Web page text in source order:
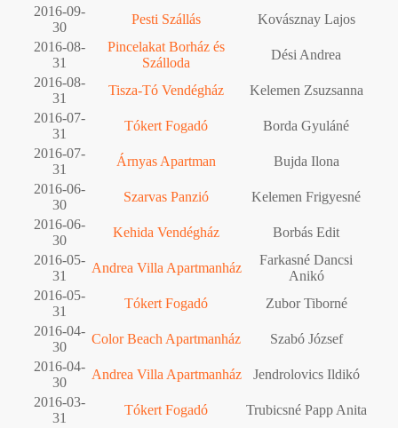
2016-09-
30
Pesti Szállás
Kovásznay Lajos
2016-08-
31
Pincelakat Borház és
Szálloda
Dési Andrea
2016-08-
31
Tisza-Tó Vendégház
Kelemen Zsuzsanna
2016-07-
31
Tókert Fogadó
Borda Gyuláné
2016-07-
31
Árnyas Apartman
Bujda Ilona
2016-06-
30
Szarvas Panzió
Kelemen Frigyesné
2016-06-
30
Kehida Vendégház
Borbás Edit
2016-05-
31
Andrea Villa Apartmanház
Farkasné Dancsi
Anikó
2016-05-
31
Tókert Fogadó
Zubor Tiborné
2016-04-
30
Color Beach Apartmanház
Szabó József
2016-04-
30
Andrea Villa Apartmanház
Jendrolovics Ildikó
2016-03-
31
Tókert Fogadó
Trubicsné Papp Anita